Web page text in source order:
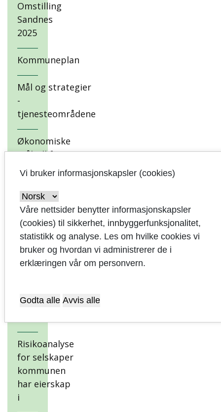
Omstilling
Sandnes
2025
Kommuneplan
Mål og strategier
-
tjenesteområdene
Økonomiske
måltall for
bærekraftig
Økonomiske
rammebetingelser
Driftsbudsjett
Kommunale
Risikoanalyse
for selskaper
kommunen
har eierskap
i
Vi bruker informasjonskapsler (cookies)
Våre nettsider benytter informasjonskapsler
(cookies) til sikkerhet, innbyggerfunksjonalitet,
statistikk og analyse. Les om hvilke cookies vi
bruker og hvordan vi administrerer de i
erklæringen vår om personvern.
Godta alle Avvis alle